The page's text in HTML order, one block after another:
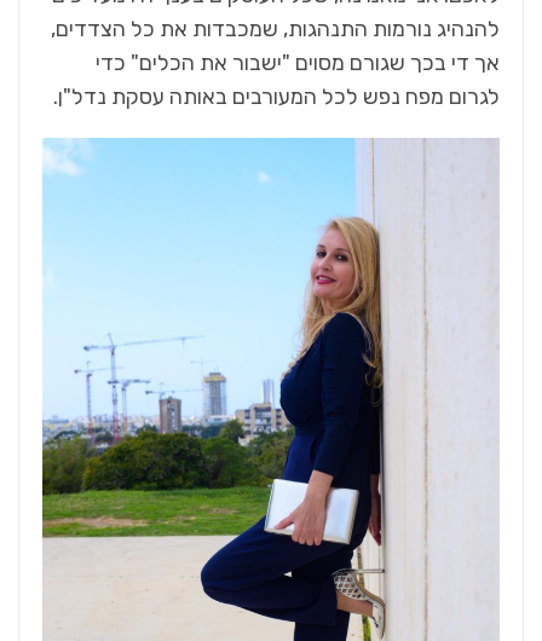
להנהיג נורמות התנהגות, שמכבדות את כל הצדדים,
אך די בכך שגורם מסוים "ישבור את הכלים" כדי
לגרום מפח נפש לכל המעורבים באותה עסקת נדל"ן.